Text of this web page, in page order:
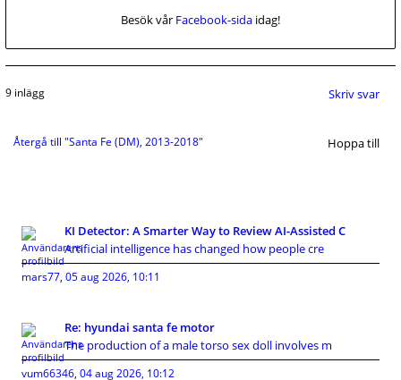
Besök vår Facebook-sida idag!
9 inlägg Skriv svar
Återgå till "Santa Fe (DM), 2013-2018" Hoppa till
KI Detector: A Smarter Way to Review AI-Assisted C
Artificial intelligence has changed how people cre
mars77, 05 aug 2026, 10:11
Re: hyundai santa fe motor
The production of a male torso sex doll involves m
vum66346, 04 aug 2026, 10:12